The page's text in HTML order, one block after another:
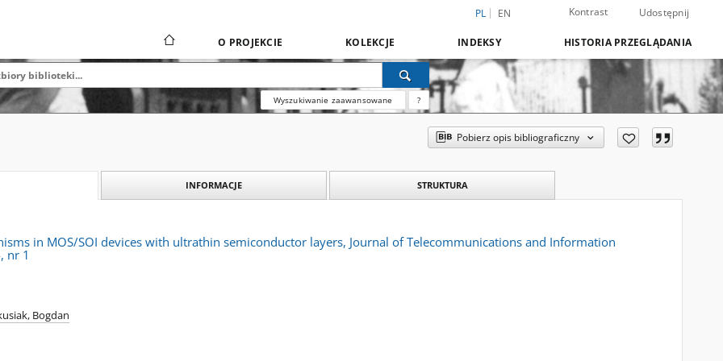
PL EN Kontrast Udostępnij
O PROJEKCIE KOLEKCJE INDEKSY HISTORIA PRZEGLĄDANIA
Wyszukiwanie zaawansowane ?
Pobierz opis bibliograficzny
INFORMACJE STRUKTURA
in MOS/SOI devices with ultrathin semiconductor layers, Journal of Telecommunications and Information
nr 1
Bogdan